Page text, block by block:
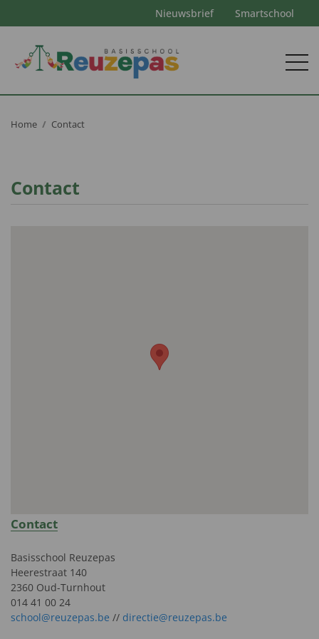
Nieuwsbrief Smartschool
Home Contact
Contact
Contact
Basisschool Reuzepas
Heerestraat 140
2360 Oud-Turnhout
014 41 00 24
school@reuzepas.be // directie@reuzepas.be